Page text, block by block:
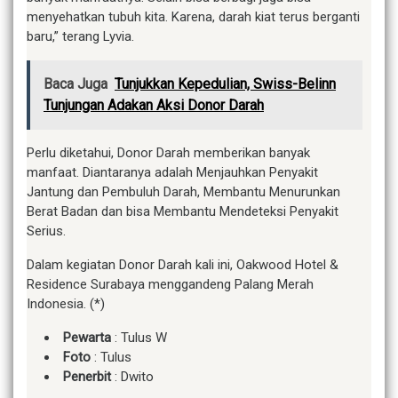
menyehatkan tubuh kita. Karena, darah kiat terus berganti
baru,” terang Lyvia.
Baca Juga Tunjukkan Kepedulian, Swiss-Belinn
Tunjungan Adakan Aksi Donor Darah
Perlu diketahui, Donor Darah memberikan banyak
manfaat. Diantaranya adalah Menjauhkan Penyakit
Jantung dan Pembuluh Darah, Membantu Menurunkan
Berat Badan dan bisa Membantu Mendeteksi Penyakit
Serius.
Dalam kegiatan Donor Darah kali ini, Oakwood Hotel &
Residence Surabaya menggandeng Palang Merah
Indonesia. (*)
Pewarta : Tulus W
Foto : Tulus
Penerbit: Dwito